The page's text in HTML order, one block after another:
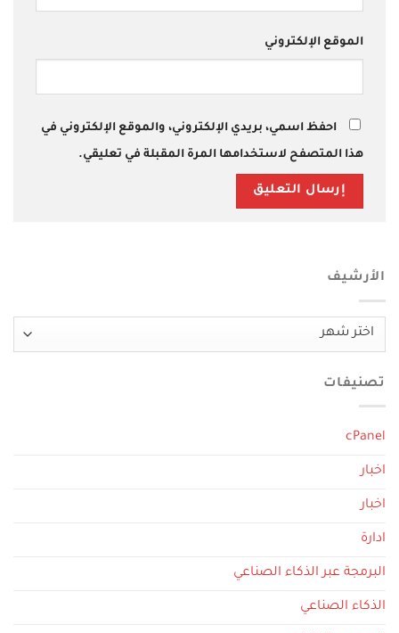
الموقع الإلكتروني
احفظ اسمي، بريدي الإلكتروني، والموقع الإلكتروني في
هذا المتصفح لاستخدامها المرة المقبلة في تعليقي.
الأرشيف
الأرشيف
تصنيفات
cPanel
اخبار
اخبار
ادارة
البرمجة عبر الذكاء الصناعي
الذكاء الصناعي